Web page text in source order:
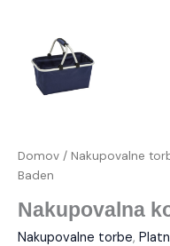
Domov / Nakupovalne
Baden
Nakupovalna
Nakupovalne torbe,